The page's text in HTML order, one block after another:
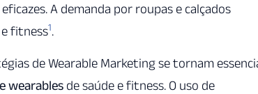
A demanda por roupas e calçados
fitness1.
de Wearable Marketing se tornam
wearables de saúde e fitness. O uso de